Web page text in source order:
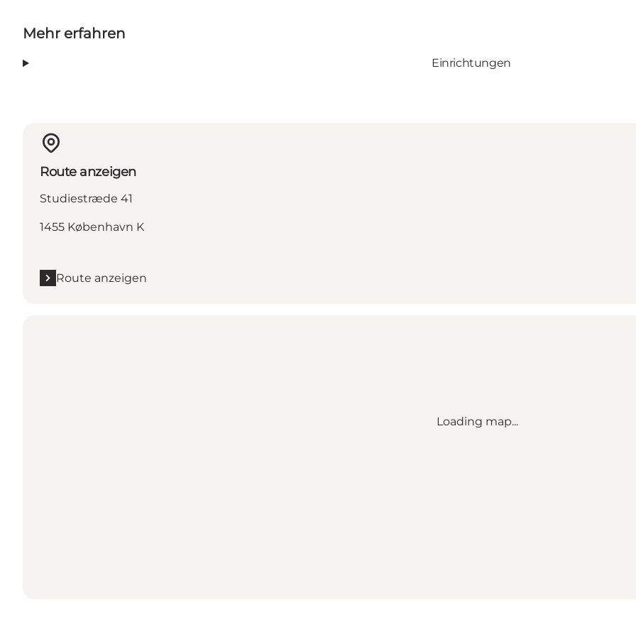
Mehr erfahren
Einrichtungen
Route anzeigen
Studiestræde 41
1455 København K
Route anzeigen
Loading map...